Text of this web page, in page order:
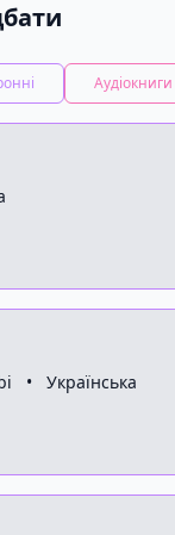
Аудіокниги
• Українська